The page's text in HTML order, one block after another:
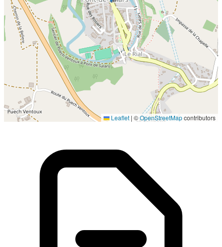
Localisation en cours...
Leaflet | ©OpenStreetMapcontributors